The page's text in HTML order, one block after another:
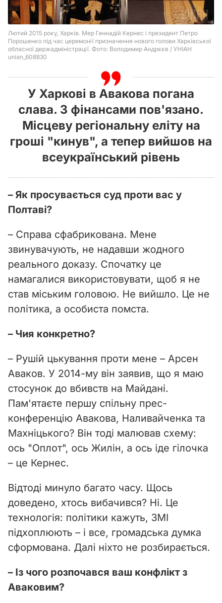
У Харкові в Авакова погана
слава. З фінансами пов'язано.
Місцеву регіональну еліту на
гроші "кинув", а тепер вийшов на
всеукраїнський рівень
– Як просувається суд проти вас у
Полтаві?
– Справа сфабрикована. Мене
звинувачують, не надавши жодного
реального доказу. Спочатку це
намагалися використовувати, щоб я не
став міським головою. Не вийшло. Це не
політика, а особиста помста.
– Чия конкретно?
– Рушій цькування проти мене – Арсен
Аваков. У 2014-му він заявив, що я маю
стосунок до вбивств на Майдані.
Пам'ятаєте першу спільну прес-
конференцію Авакова, Наливайченка та
Махніцького? Він тоді малював схему:
ось "Оплот", ось Жилін, а ось іде гілочка
– це Кернес.
Відтоді минуло багато часу. Щось
доведено, хтось вибачився? Ні. Це
технологія: політики кажуть, ЗМІ
підхоплюють – і все, громадська думка
сформована. Далі ніхто не розбирається.
– Із чого розпочався ваш конфлікт з
Аваковим?